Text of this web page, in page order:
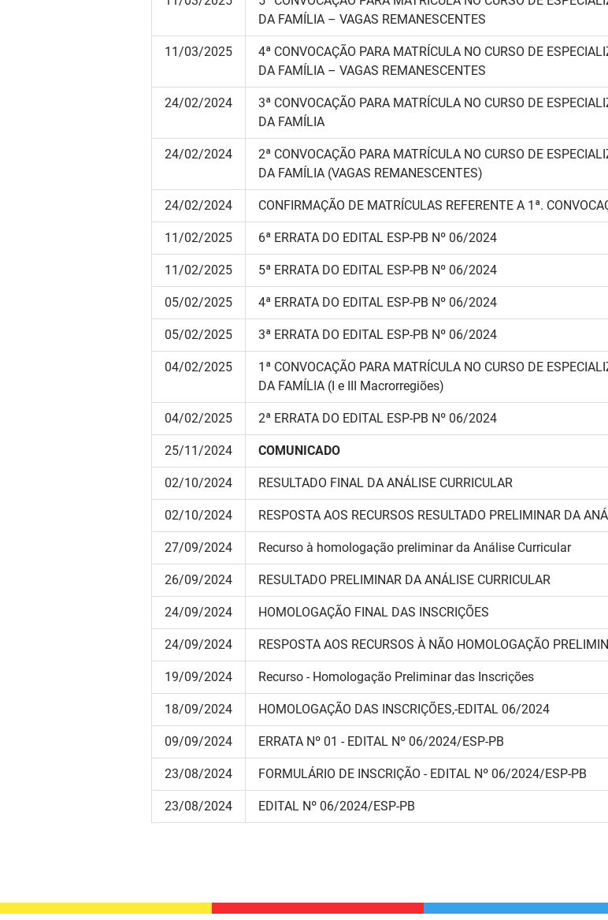
DA FAMÍLIA – VAGAS REMANESCENTES
11/03/2025
4ª CONVOCAÇÃO PARA MATRÍCULA NO CURSO DE
DA FAMÍLIA – VAGAS REMANESCENTES
24/02/2024
3ª CONVOCAÇÃO PARA MATRÍCULA NO CURSO DE
DA FAMÍLIA
24/02/2024
2ª CONVOCAÇÃO PARA MATRÍCULA NO CURSO DE
DA FAMÍLIA (VAGAS REMANESCENTES)
24/02/2024 CONFIRMAÇÃO DE MATRÍCULAS REFERENTE A 1ª.
11/02/2025 6ª ERRATA DO EDITAL ESP-PB Nº 06/2024
11/02/2025 5ª ERRATA DO EDITAL ESP-PB Nº 06/2024
05/02/2025 4ª ERRATA DO EDITAL ESP-PB Nº 06/2024
05/02/2025 3ª ERRATA DO EDITAL ESP-PB Nº 06/2024
04/02/2025
1ª CONVOCAÇÃO PARA MATRÍCULA NO CURSO DE
DA FAMÍLIA (I e III Macrorregiões)
04/02/2025 2ª ERRATA DO EDITAL ESP-PB Nº 06/2024
25/11/2024 COMUNICADO
02/10/2024 RESULTADO FINAL DA ANÁLISE CURRICULAR
02/10/2024 RESPOSTA AOS RECURSOS RESULTADO PRELIMINAR DA
27/09/2024 Recurso à homologação preliminar da Análise Curricular
26/09/2024 RESULTADO PRELIMINAR DA ANÁLISE CURRICULAR
24/09/2024 HOMOLOGAÇÃO FINAL DAS INSCRIÇÕES
24/09/2024 RESPOSTA AOS RECURSOS À NÃO HOMOLOGAÇÃO
19/09/2024 Recurso - Homologação Preliminar das Inscrições
18/09/2024 HOMOLOGAÇÃO DAS INSCRIÇÕES,-EDITAL 06/2024
09/09/2024 ERRATA Nº 01 - EDITAL Nº 06/2024/ESP-PB
23/08/2024 FORMULÁRIO DE INSCRIÇÃO - EDITAL Nº 06/2024/ESP-PB
23/08/2024 EDITAL Nº 06/2024/ESP-PB